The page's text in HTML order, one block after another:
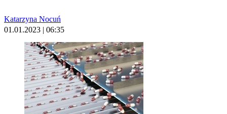
Katarzyna Nocuń
01.01.2023 | 06:35